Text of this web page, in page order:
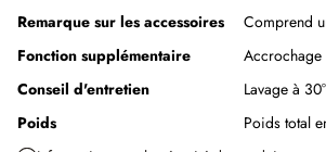
Remarque sur les accessoires
Comprend
Fonction supplémentaire
Accrochage
Conseil d'entretien
Lavage à
Poids
Poids total